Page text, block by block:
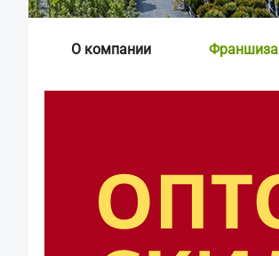
О компании Франшиза